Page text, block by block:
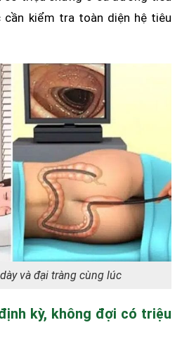
cần kiểm tra toàn diện hệ tiêu
và đại tràng cùng lúc
kỳ, không đợi có triệu